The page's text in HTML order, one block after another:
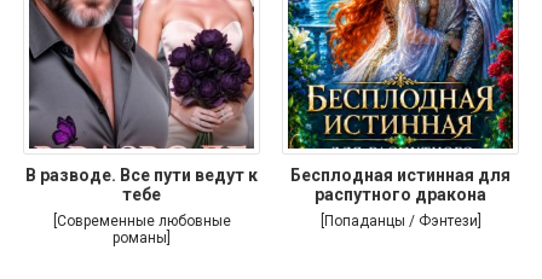
В разводе. Все пути ведут к
тебе
[Современные любовные
романы]
Бесплодная истинная для
распутного дракона
[Попаданцы / Фэнтези]